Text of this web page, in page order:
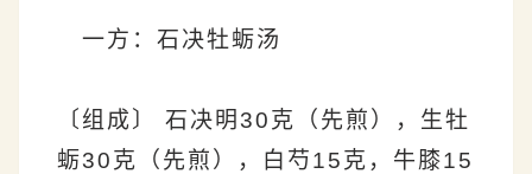
一方：石决牡蛎汤
〔组成〕 石决明30克（先煎），生牡
蛎30克（先煎），白芍15克，牛膝15